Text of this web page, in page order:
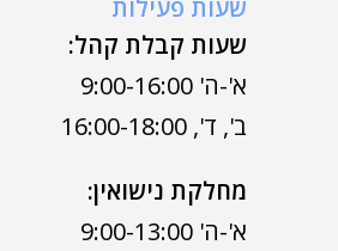
שעות פעילות
שעות קבלת קהל:
א'-ה' 9:00-16:00
ב', ד', 16:00-18:00
מחלקת נישואין:
א'-ה' 9:00-13:00